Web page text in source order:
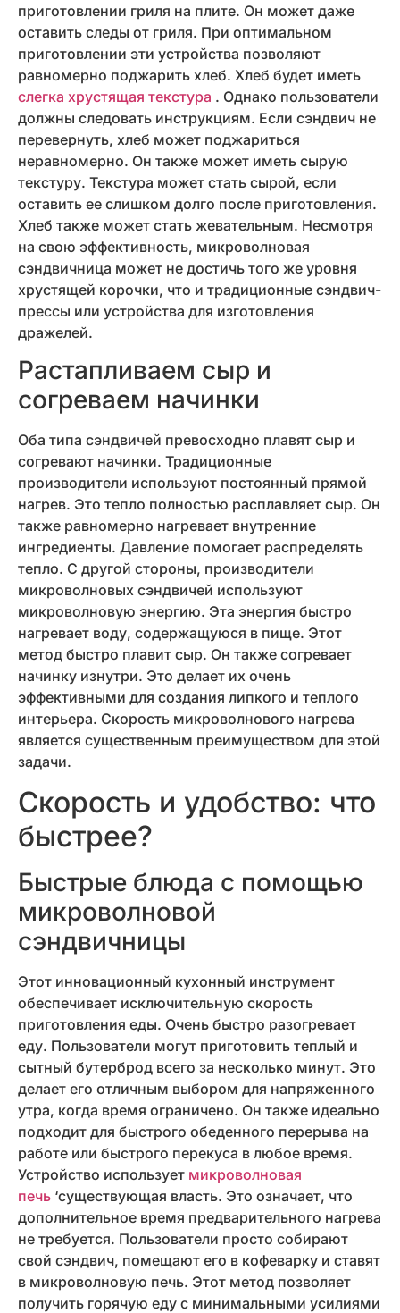
приготовлении гриля на плите. Он может даже
оставить следы от гриля. При оптимальном
приготовлении эти устройства позволяют
равномерно поджарить хлеб. Хлеб будет иметь
слегка хрустящая текстура . Однако пользователи
должны следовать инструкциям. Если сэндвич не
перевернуть, хлеб может поджариться
неравномерно. Он также может иметь сырую
текстуру. Текстура может стать сырой, если
оставить ее слишком долго после приготовления.
Хлеб также может стать жевательным. Несмотря
на свою эффективность, микроволновая
сэндвичница может не достичь того же уровня
хрустящей корочки, что и традиционные сэндвич-
прессы или устройства для изготовления
дражелей.
Растапливаем сыр и
согреваем начинки
Оба типа сэндвичей превосходно плавят сыр и
согревают начинки. Традиционные
производители используют постоянный прямой
нагрев. Это тепло полностью расплавляет сыр. Он
также равномерно нагревает внутренние
ингредиенты. Давление помогает распределять
тепло. С другой стороны, производители
микроволновых сэндвичей используют
микроволновую энергию. Эта энергия быстро
нагревает воду, содержащуюся в пище. Этот
метод быстро плавит сыр. Он также согревает
начинку изнутри. Это делает их очень
эффективными для создания липкого и теплого
интерьера. Скорость микроволнового нагрева
является существенным преимуществом для этой
задачи.
Скорость и удобство: что
быстрее?
Быстрые блюда с помощью
микроволновой
сэндвичницы
Этот инновационный кухонный инструмент
обеспечивает исключительную скорость
приготовления еды. Очень быстро разогревает
еду. Пользователи могут приготовить теплый и
сытный бутерброд всего за несколько минут. Это
делает его отличным выбором для напряженного
утра, когда время ограничено. Он также идеально
подходит для быстрого обеденного перерыва на
работе или быстрого перекуса в любое время.
Устройство использует микроволновая
печь ‘существующая власть. Это означает, что
дополнительное время предварительного нагрева
не требуется. Пользователи просто собирают
свой сэндвич, помещают его в кофеварку и ставят
в микроволновую печь. Этот метод позволяет
получить горячую еду с минимальными усилиями